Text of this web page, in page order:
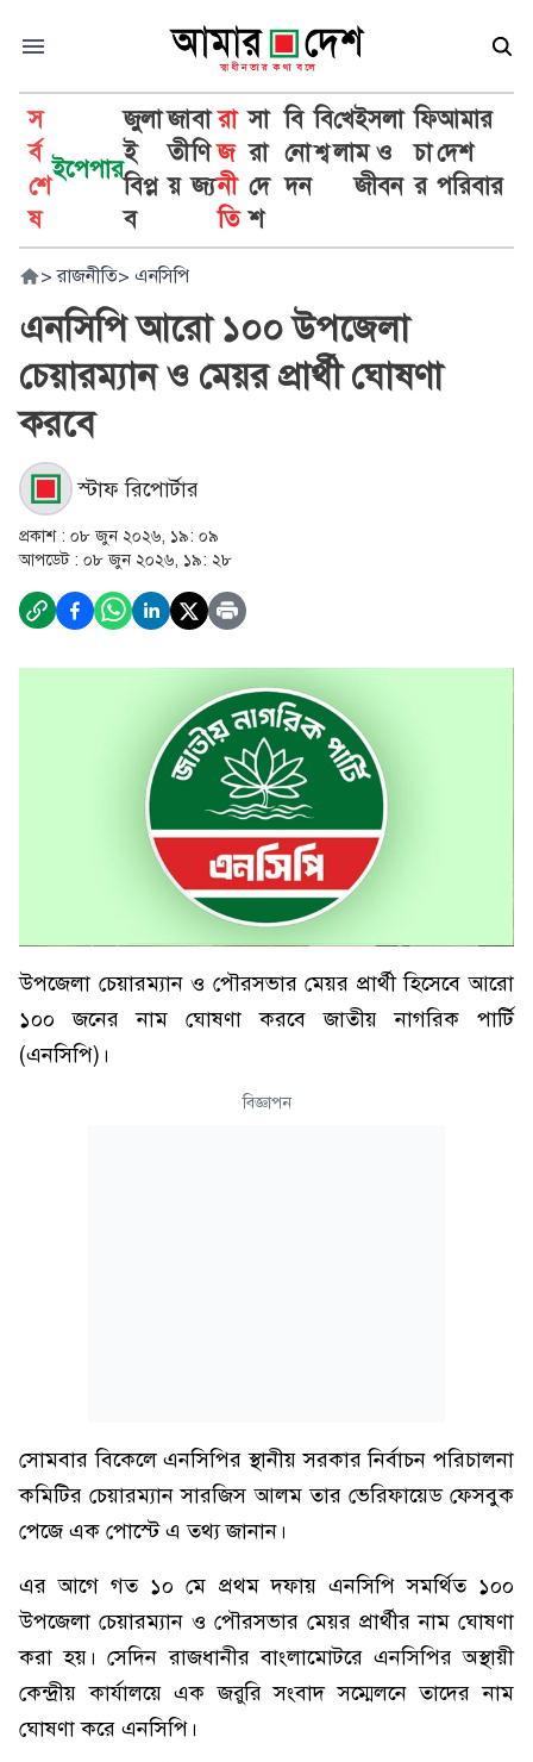
স
র্ব
শে
ষ
ইপেপার
জুলা
ই
বিপ্ল
ব
জা
তী
য়
বা
ণি
জ্য
রা
জ
নী
তি
সা
রা
দে
শ
বি
নো
দন
বি
শ্ব
খে
লা
ইসলা
ম ও
জীবন
ফি
চা
র
আমার
দেশ
পরিবার
> রাজনীতি> এনসিপি
এনসিপি আরো ১০০ উপজেলা
চেয়ারম্যান ও মেয়র প্রার্থী ঘোষণা
করবে
স্টাফ রিপোর্টার
প্রকাশ : ০৮ জুন ২০২৬, ১৯: ০৯
আপডেট : ০৮ জুন ২০২৬, ১৯: ২৮
উপজেলা চেয়ারম্যান ও পৌরসভার মেয়র প্রার্থী হিসেবে আরো
১০০ জনের নাম ঘোষণা করবে জাতীয় নাগরিক পার্টি
(এনসিপি)।
বিজ্ঞাপন
সোমবার বিকেলে এনসিপির স্থানীয় সরকার নির্বাচন পরিচালনা
কমিটির চেয়ারম্যান সারজিস আলম তার ভেরিফায়েড ফেসবুক
পেজে এক পোস্টে এ তথ্য জানান।
এর আগে গত ১০ মে প্রথম দফায় এনসিপি সমর্থিত ১০০
উপজেলা চেয়ারম্যান ও পৌরসভার মেয়র প্রার্থীর নাম ঘোষণা
করা হয়। সেদিন রাজধানীর বাংলামোটরে এনসিপির অস্থায়ী
কেন্দ্রীয় কার্যালয়ে এক জরুরি সংবাদ সম্মেলনে তাদের নাম
ঘোষণা করে এনসিপি।